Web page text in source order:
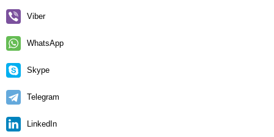
Viber
WhatsApp
Skype
Telegram
LinkedIn